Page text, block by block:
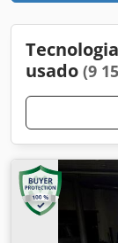
usado (9